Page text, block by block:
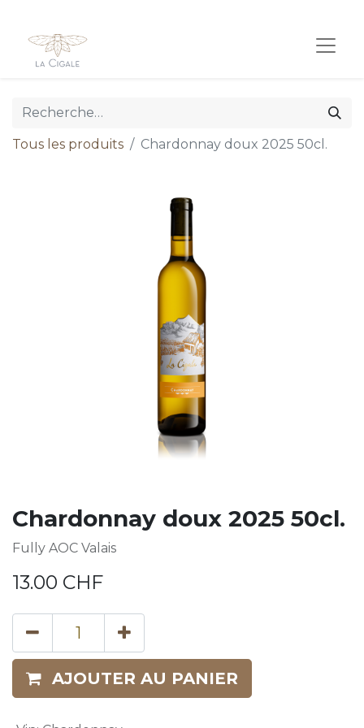
Tous les produits Chardonnay doux 2025 50cl.
Chardonnay doux 2025 50cl.
Fully AOC Valais
13.00 CHF
AJOUTER AU PANIER